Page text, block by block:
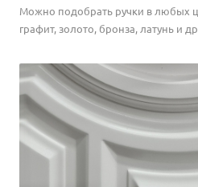
Можно подобрать ручки в любых
графит, золото, бронза, латунь и др.